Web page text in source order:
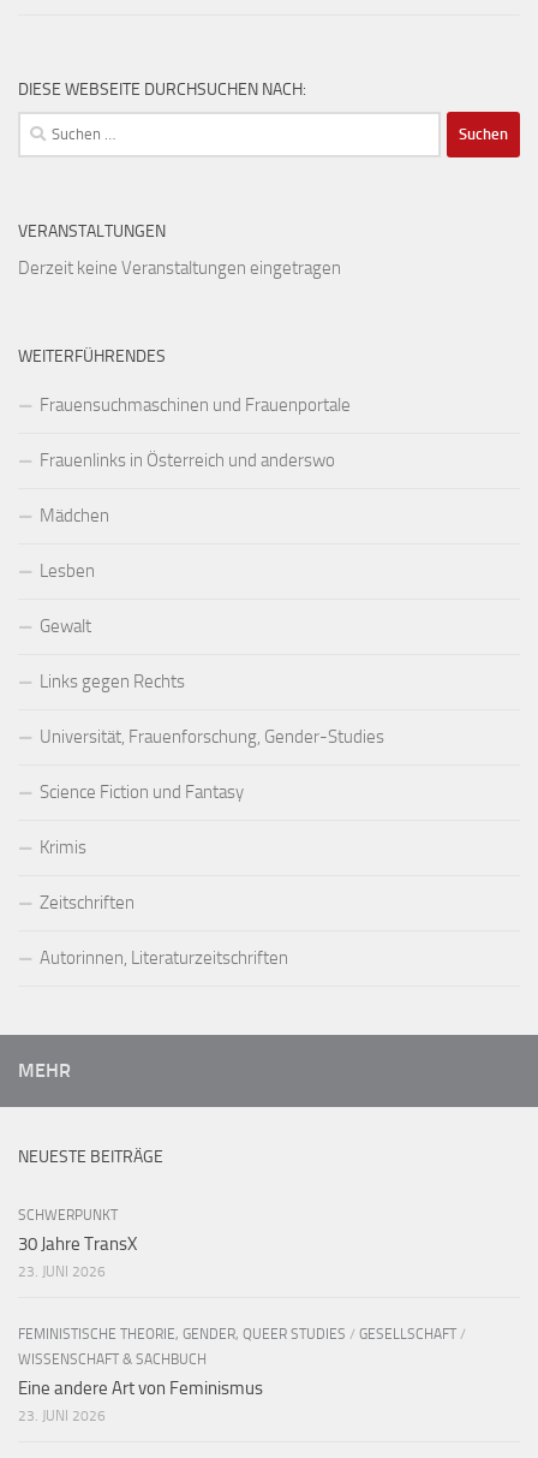
DIESE WEBSEITE DURCHSUCHEN NACH:
Suchen
nach:
VERANSTALTUNGEN
Derzeit keine Veranstaltungen eingetragen
WEITERFÜHRENDES
Frauensuchmaschinen und Frauenportale
Frauenlinks in Österreich und anderswo
Mädchen
Lesben
Gewalt
Links gegen Rechts
Universität, Frauenforschung, Gender-Studies
Science Fiction und Fantasy
Krimis
Zeitschriften
Autorinnen, Literaturzeitschriften
MEHR
NEUESTE BEITRÄGE
SCHWERPUNKT
30 Jahre TransX
23. JUNI 2026
FEMINISTISCHE THEORIE, GENDER, QUEER STUDIES / GESELLSCHAFT /
WISSENSCHAFT & SACHBUCH
Eine andere Art von Feminismus
23. JUNI 2026